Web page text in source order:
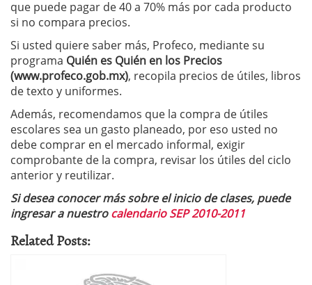
que puede pagar de 40 a 70% más por cada producto
si no compara precios.
Si usted quiere saber más, Profeco, mediante su
programa Quién es Quién en los Precios
(www.profeco.gob.mx), recopila precios de útiles, libros
de texto y uniformes.
Además, recomendamos que la compra de útiles
escolares sea un gasto planeado, por eso usted no
debe comprar en el mercado informal, exigir
comprobante de la compra, revisar los útiles del ciclo
anterior y reutilizar.
Si desea conocer más sobre el inicio de clases, puede
ingresar a nuestrocalendario SEP 2010-2011
Related Posts: